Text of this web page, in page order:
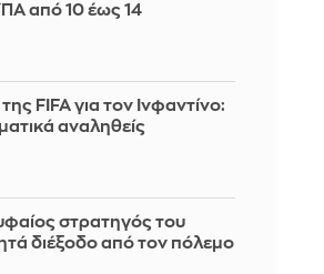
από 10 έως 14
FIFA για τον Ινφαντίνο:
αναληθείς
στρατηγός του
διέξοδο από τον πόλεμο